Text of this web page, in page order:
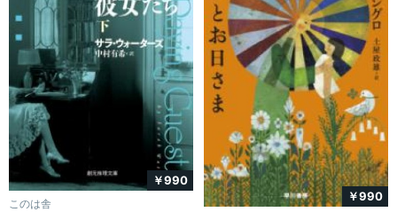
￥990
このは舎
￥990